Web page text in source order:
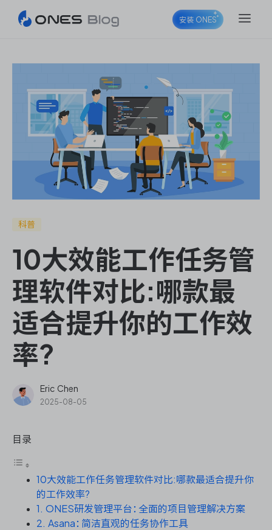
ONES Project
ONES Wiki
ONES Desk
ONES Assistant
敏捷研发管理
企业知识库管理
研发效能管理
DevOps
安装 ONES
科普
10大效能工作任务管
理软件对比:哪款最
适合提升你的工作效
率?
Eric Chen
2025-08-05
目录
10大效能工作任务管理软件对比:哪款最适合提升你
的工作效率?
1. ONES研发管理平台：全面的项目管理解决方案
2. Asana：简洁直观的任务协作工具